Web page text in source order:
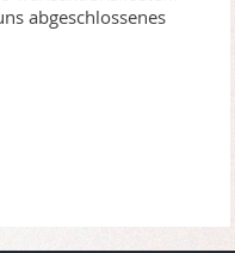
abgeschlossenes